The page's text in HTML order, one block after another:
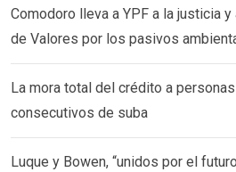
Comodoro lleva a YPF a la justicia
de Valores por los pasivos
La mora total del crédito a
consecutivos de suba
Luque y Bowen, “unidos por el